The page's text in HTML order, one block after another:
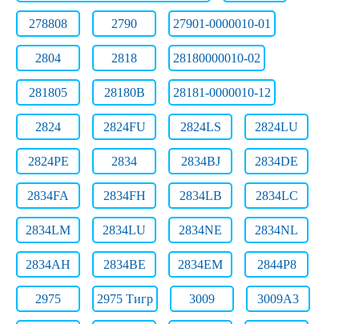
278808 2790 27901-0000010-01
2804 2818 28180000010-02
281805 28180В 28181-0000010-12
2824 2824FU 2824LS 2824LU
2824РЕ 2834 2834BJ 2834DE
2834FA 2834FH 2834LB 2834LC
2834LM 2834LU 2834NE 2834NL
2834АН 2834ВЕ 2834ЕМ 2844Р8
2975 2975 Тигр 3009 3009A3